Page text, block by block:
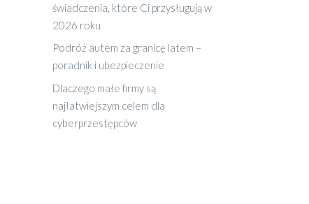
świadczenia, które Ci przysługują w
2026 roku
Podróż autem za granicę latem –
poradnik i ubezpieczenie
Dlaczego małe firmy są
najłatwiejszym celem dla
cyberprzestępców